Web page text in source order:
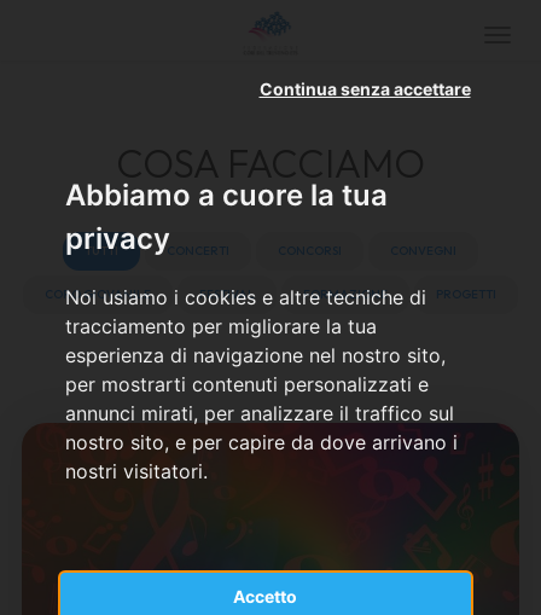
Abbiamo a cuore la tua
privacy
Noi usiamo i cookies e altre tecniche di
tracciamento per migliorare la tua
esperienza di navigazione nel nostro sito,
per mostrarti contenuti personalizzati e
annunci mirati, per analizzare il traffico sul
nostro sito, e per capire da dove arrivano i
nostri visitatori.
Accetto
Continua senza accettare
COSA FACCIAMO
TUTTI CONCERTI CONCORSI CONVEGNI
CORO GIOVANILE FESTIVAL FORMAZIONE PROGETTI